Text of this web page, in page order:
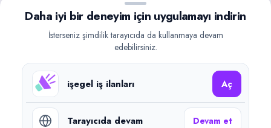
Güncel iş ilanlarını takip edin, işverenlerle hızlıca
iletişime geçin.
Google Play
©2026işegel.net. Tüm hakları saklıdır.
Daha iyi bir deneyim için uygulamayı indirin
İsterseniz şimdilik tarayıcıda da kullanmaya devam
edebilirsiniz.
işegel iş ilanları Aç
Tarayıcıda devam Devam et